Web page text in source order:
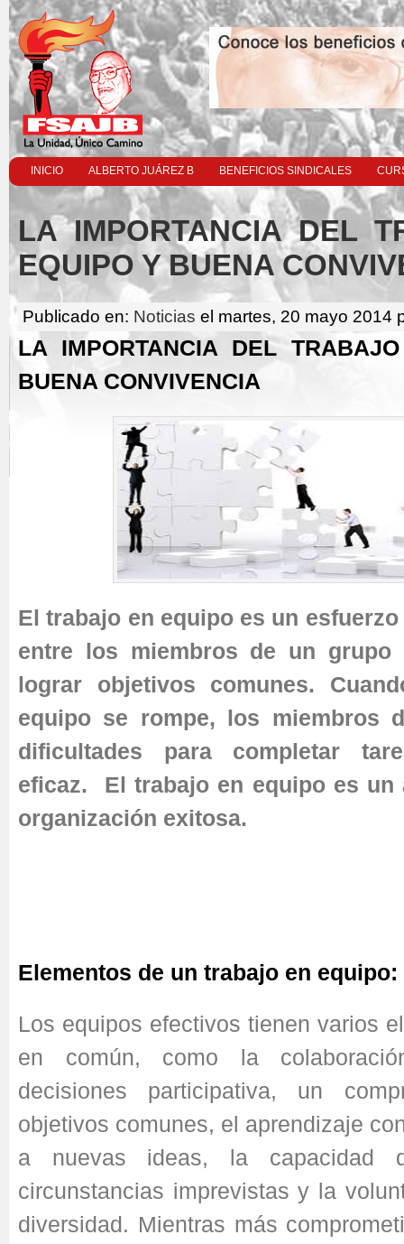
INICIO ALBERTO JUÁREZ B BENEFICIOS SINDICALES
LA IMPORTANCIA DEL
EQUIPO Y BUENA
Publicado en: Noticias el martes, 20 mayo 2014
LA IMPORTANCIA DEL
BUENA CONVIVENCIA
El trabajo en equipo es un
entre los miembros de un grupo
lograr objetivos comunes.
equipo se rompe, los miembros
dificultades para completar
eficaz. El trabajo en equipo es un
organización exitosa.
Elementos de un trabajo en equipo:
Los equipos efectivos tienen varios
en común, como la
decisiones participativa, un
objetivos comunes, el aprendizaje
a nuevas ideas, la capacidad
circunstancias imprevistas y la
diversidad. Mientras más